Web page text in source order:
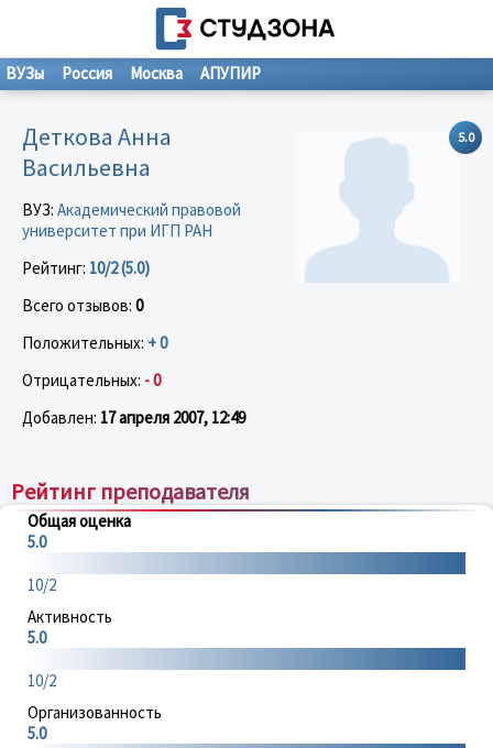
ВУЗы Россия Москва АПУПИР
5.0
Деткова Анна
Васильевна
ВУЗ: Академический правовой
университет при ИГП РАН
Рейтинг: 10/2 (5.0)
Всего отзывов: 0
Положительных: + 0
Отрицательных: - 0
Добавлен: 17 апреля 2007, 12:49
Рейтинг преподавателя
Общая оценка
5.0
10/2
Активность
5.0
10/2
Организованность
5.0